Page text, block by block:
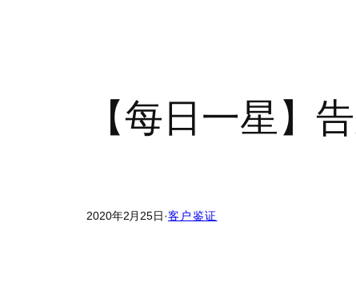
【每日一星】
2020年2月25日·客户鉴证